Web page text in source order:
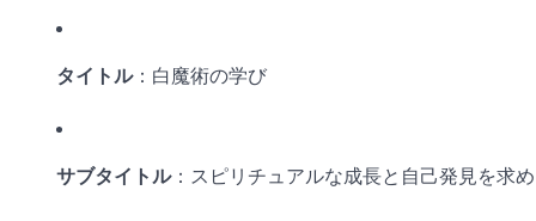
タイトル：白魔術の学び
サブタイトル：スピリチュアルな成長と自己発見を求